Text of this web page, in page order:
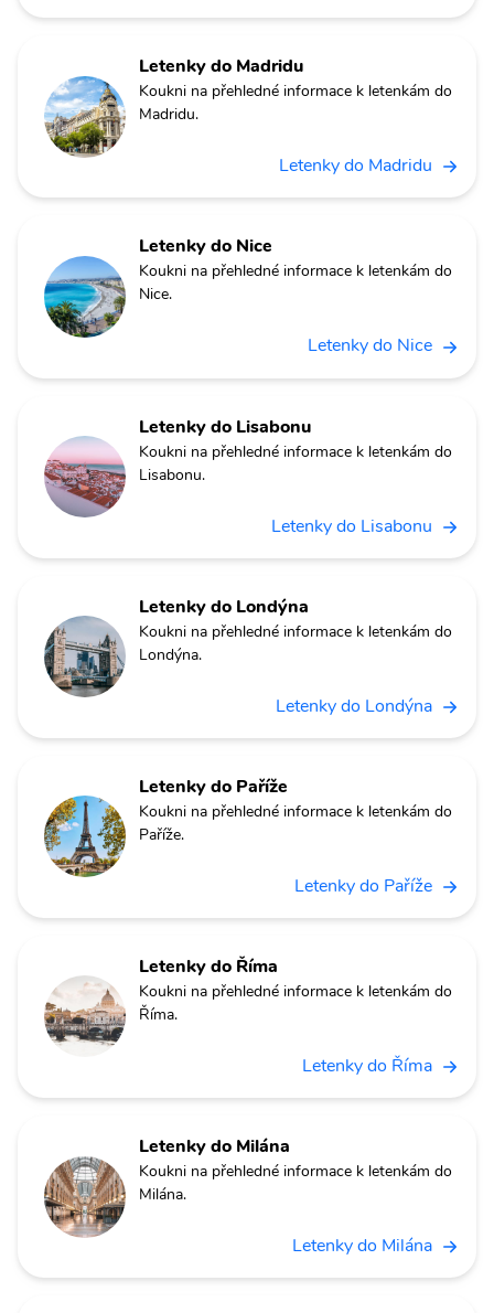
Letenky do Madridu
Koukni na přehledné informace k letenkám do
Madridu.
Letenky do Madridu
Letenky do Nice
Koukni na přehledné informace k letenkám do
Nice.
Letenky do Nice
Letenky do Lisabonu
Koukni na přehledné informace k letenkám do
Lisabonu.
Letenky do Lisabonu
Letenky do Londýna
Koukni na přehledné informace k letenkám do
Londýna.
Letenky do Londýna
Letenky do Paříže
Koukni na přehledné informace k letenkám do
Paříže.
Letenky do Paříže
Letenky do Říma
Koukni na přehledné informace k letenkám do
Říma.
Letenky do Říma
Letenky do Milána
Koukni na přehledné informace k letenkám do
Milána.
Letenky do Milána